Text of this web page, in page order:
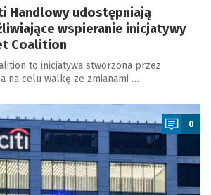
Handlowy udostępniają
wspieranie inicjatywy
Coalition
to inicjatywa stworzona przez
na celu walkę ze zmianami …
0